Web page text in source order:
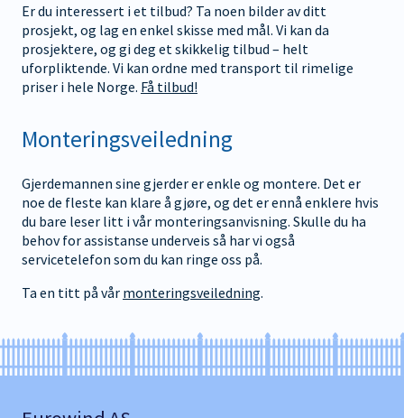
Er du interessert i et tilbud? Ta noen bilder av ditt
prosjekt, og lag en enkel skisse med mål. Vi kan da
prosjektere, og gi deg et skikkelig tilbud – helt
uforpliktende. Vi kan ordne med transport til rimelige
priser i hele Norge. Få tilbud!
Monteringsveiledning
Gjerdemannen sine gjerder er enkle og montere. Det er
noe de fleste kan klare å gjøre, og det er ennå enklere hvis
du bare leser litt i vår monteringsanvisning. Skulle du ha
behov for assistanse underveis så har vi også
servicetelefon som du kan ringe oss på.
Ta en titt på vår monteringsveiledning.